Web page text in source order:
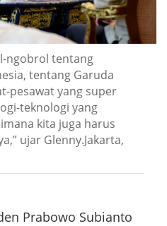
ngobrol tentang
tentang Garuda
pesawat yang super
teknologi yang
kita juga harus
ujar Glenny.Jakarta,
Prabowo Subianto